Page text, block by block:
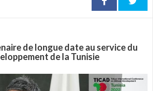
de longue date au service du
de la Tunisie